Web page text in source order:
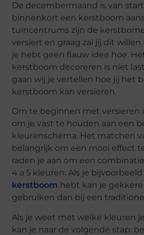
De decembermaand is van
binnenkort een kerstboom
tuincentrums zijn de
versiert en graag zal jij dit
je hebt geen flauw idee hoe.
kerstboom decoreren is niet
gaan wij je vertellen hoe jij het
kerstboom kan versieren.
Om te beginnen met versieren
om je vast te houden aan een
kleurenschema. Het matchen
belangrijk om een mooi effect
raden je aan om een
4 a 5 kleuren. Als je
kerstboom hebt kan je
gebruiken dan bij een
Als je weet met welke kleuren
kan je naar de volgende stap: